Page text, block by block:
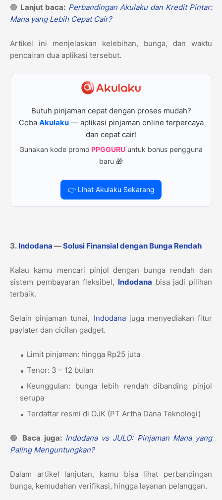
🟢 Lanjut baca: Perbandingan Akulaku dan Kredit Pintar:
Mana yang Lebih Cepat Cair?
Artikel ini menjelaskan kelebihan, bunga, dan waktu
pencairan dua aplikasi tersebut.
Butuh pinjaman cepat dengan proses mudah?
Coba Akulaku— aplikasi pinjaman online terpercaya
dan cepat cair!
Gunakan kode promo PPGGURU untuk bonus pengguna
baru 🎁
👉 Lihat Akulaku Sekarang
3. Indodana —Solusi Finansial dengan Bunga Rendah
Kalau kamu mencari pinjol dengan bunga rendah dan
sistem pembayaran fleksibel, Indodana bisa jadi pilihan
terbaik.
Selain pinjaman tunai, Indodanajuga menyediakan fitur
paylater dan cicilan gadget.
Limit pinjaman: hingga Rp25 juta
Tenor: 3 – 12 bulan
Keunggulan: bunga lebih rendah dibanding pinjol
serupa
Terdaftar resmi di OJK (PT Artha Dana Teknologi)
🟢 Baca juga: Indodana vs JULO: Pinjaman Mana yang
Paling Menguntungkan?
Dalam artikel lanjutan, kamu bisa lihat perbandingan
bunga, kemudahan verifikasi, hingga layanan pelanggan.